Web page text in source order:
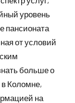
уровень
пансионата
от условий
больше о
Коломне,
на